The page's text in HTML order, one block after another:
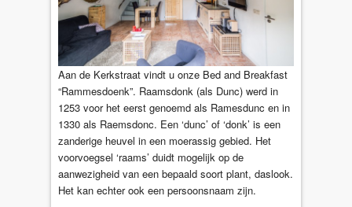
Aan de Kerkstraat vindt u onze Bed and Breakfast
“Rammesdoenk”. Raamsdonk (als Dunc) werd in
1253 voor het eerst genoemd als Ramesdunc en in
1330 als Raemsdonc. Een ‘dunc’ of ‘donk’ is een
zanderige heuvel in een moerassig gebied. Het
voorvoegsel ‘raams’ duidt mogelijk op de
aanwezigheid van een bepaald soort plant, daslook.
Het kan echter ook een persoonsnaam zijn.